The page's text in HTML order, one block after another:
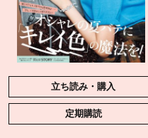
立ち読み・購入
定期購読